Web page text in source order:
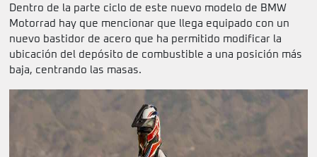
Dentro de la parte ciclo de este nuevo modelo de BMW
Motorrad hay que mencionar que llega equipado con un
nuevo bastidor de acero que ha permitido modificar la
ubicación del depósito de combustible a una posición más
baja, centrando las masas.